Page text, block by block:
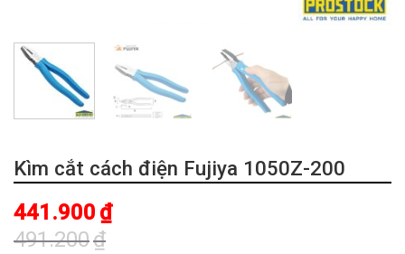
Kìm cắt cách điện Fujiya 1050Z-200
491.200₫
441.900 ₫